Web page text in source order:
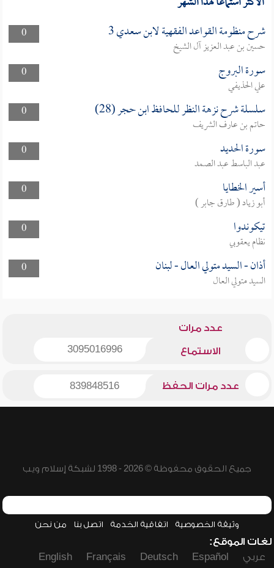
0 شرح منظومة القواعد الفقهية لابن سعدي 3
حسين بن عبد العزيز آل الشيخ
0
سورة البروج
علي الحذيفي
0
سلسلة شرح نزهة النظر للحافظ ابن حجر (28)
حاتم بن عارف الشريف
0
سورة الحديد
عبد الباسط عبد الصمد
0
أسير الخطايا
أبو زياد ( طارق جابر )
0
تيكوندوا
نظام يعقوبي
0
أذان - السيد متولي العال - لبنان
السيد متولي العال
عدد مرات
الاستماع 3095016996
عدد مرات الحفظ 839848516
جميع الحقوق محفوظة © 2026 - 1998 لشبكة إسلام ويب
وثيقة الخصوصية اتفاقية الخدمة اتصل بنا من نحن
لغات الموقع:
عربي
Español
Deutsch
Français
English